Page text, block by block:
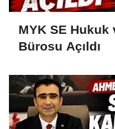
MYK SE Hukuk
Bürosu Açıldı